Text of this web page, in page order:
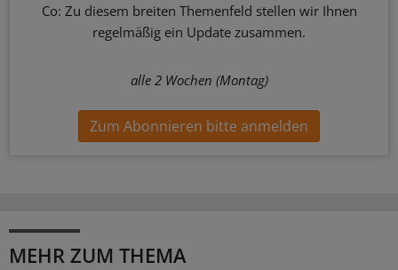
Co: Zu diesem breiten Themenfeld stellen wir Ihnen
regelmäßig ein Update zusammen.
alle 2 Wochen (Montag)
Zum Abonnieren bitte anmelden
MEHR ZUM THEMA